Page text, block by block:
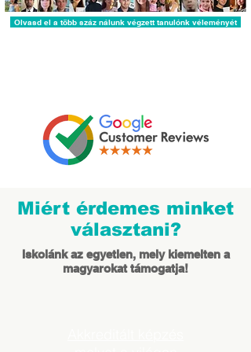
Olvasd el a több száz nálunk végzett tanulónk véleményét
Miért érdemes minket
választani?
Iskolánk az egyetlen, mely kiemelten a
magyarokat támogatja!